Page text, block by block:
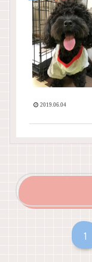
2019.06.04
1